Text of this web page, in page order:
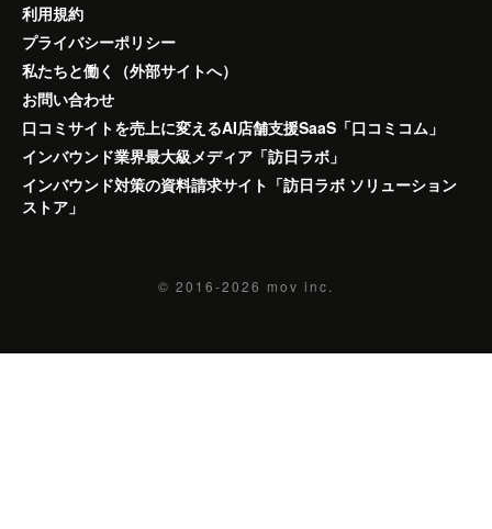
利用規約
プライバシーポリシー
私たちと働く（外部サイトへ）
お問い合わせ
口コミサイトを売上に変えるAI店舗支援SaaS「口コミコム」
インバウンド業界最大級メディア「訪日ラボ」
インバウンド対策の資料請求サイト「訪日ラボ ソリューション
ストア」
© 2016-2026 mov inc.